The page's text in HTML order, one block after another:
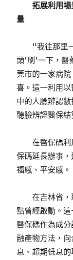
拓展利用
量
“我往那里
頭‘刷’一下，
莞市的一家病
喜。這一利用
中的人臉辨認
聽臉辨認醫保結
在醫保碼
保碼延長辦事
福感、平安感。
在吉林省
點曾經啟動。
醫保碼作為成
融產物方法，
息、超期低息